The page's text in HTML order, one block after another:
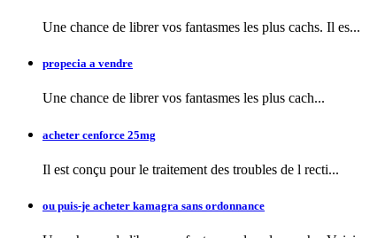
Une chance de librer vos fantasmes les plus cachs. Il es...
propecia a vendre
Une chance de librer vos fantasmes les plus cach...
acheter cenforce 25mg
Il est conçu pour le traitement des troubles de l recti...
ou puis-je acheter kamagra sans ordonnance